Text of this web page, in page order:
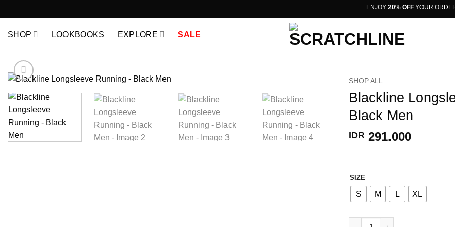
to
content
ENJOY20% OFFYOUR ORDER
SHOP LOOKBOOKS EXPLORE SALE
SHOP ALL
Blackline
Black Men
IDR 291.000
SIZE
S M L XL
Blackline Longsleeve